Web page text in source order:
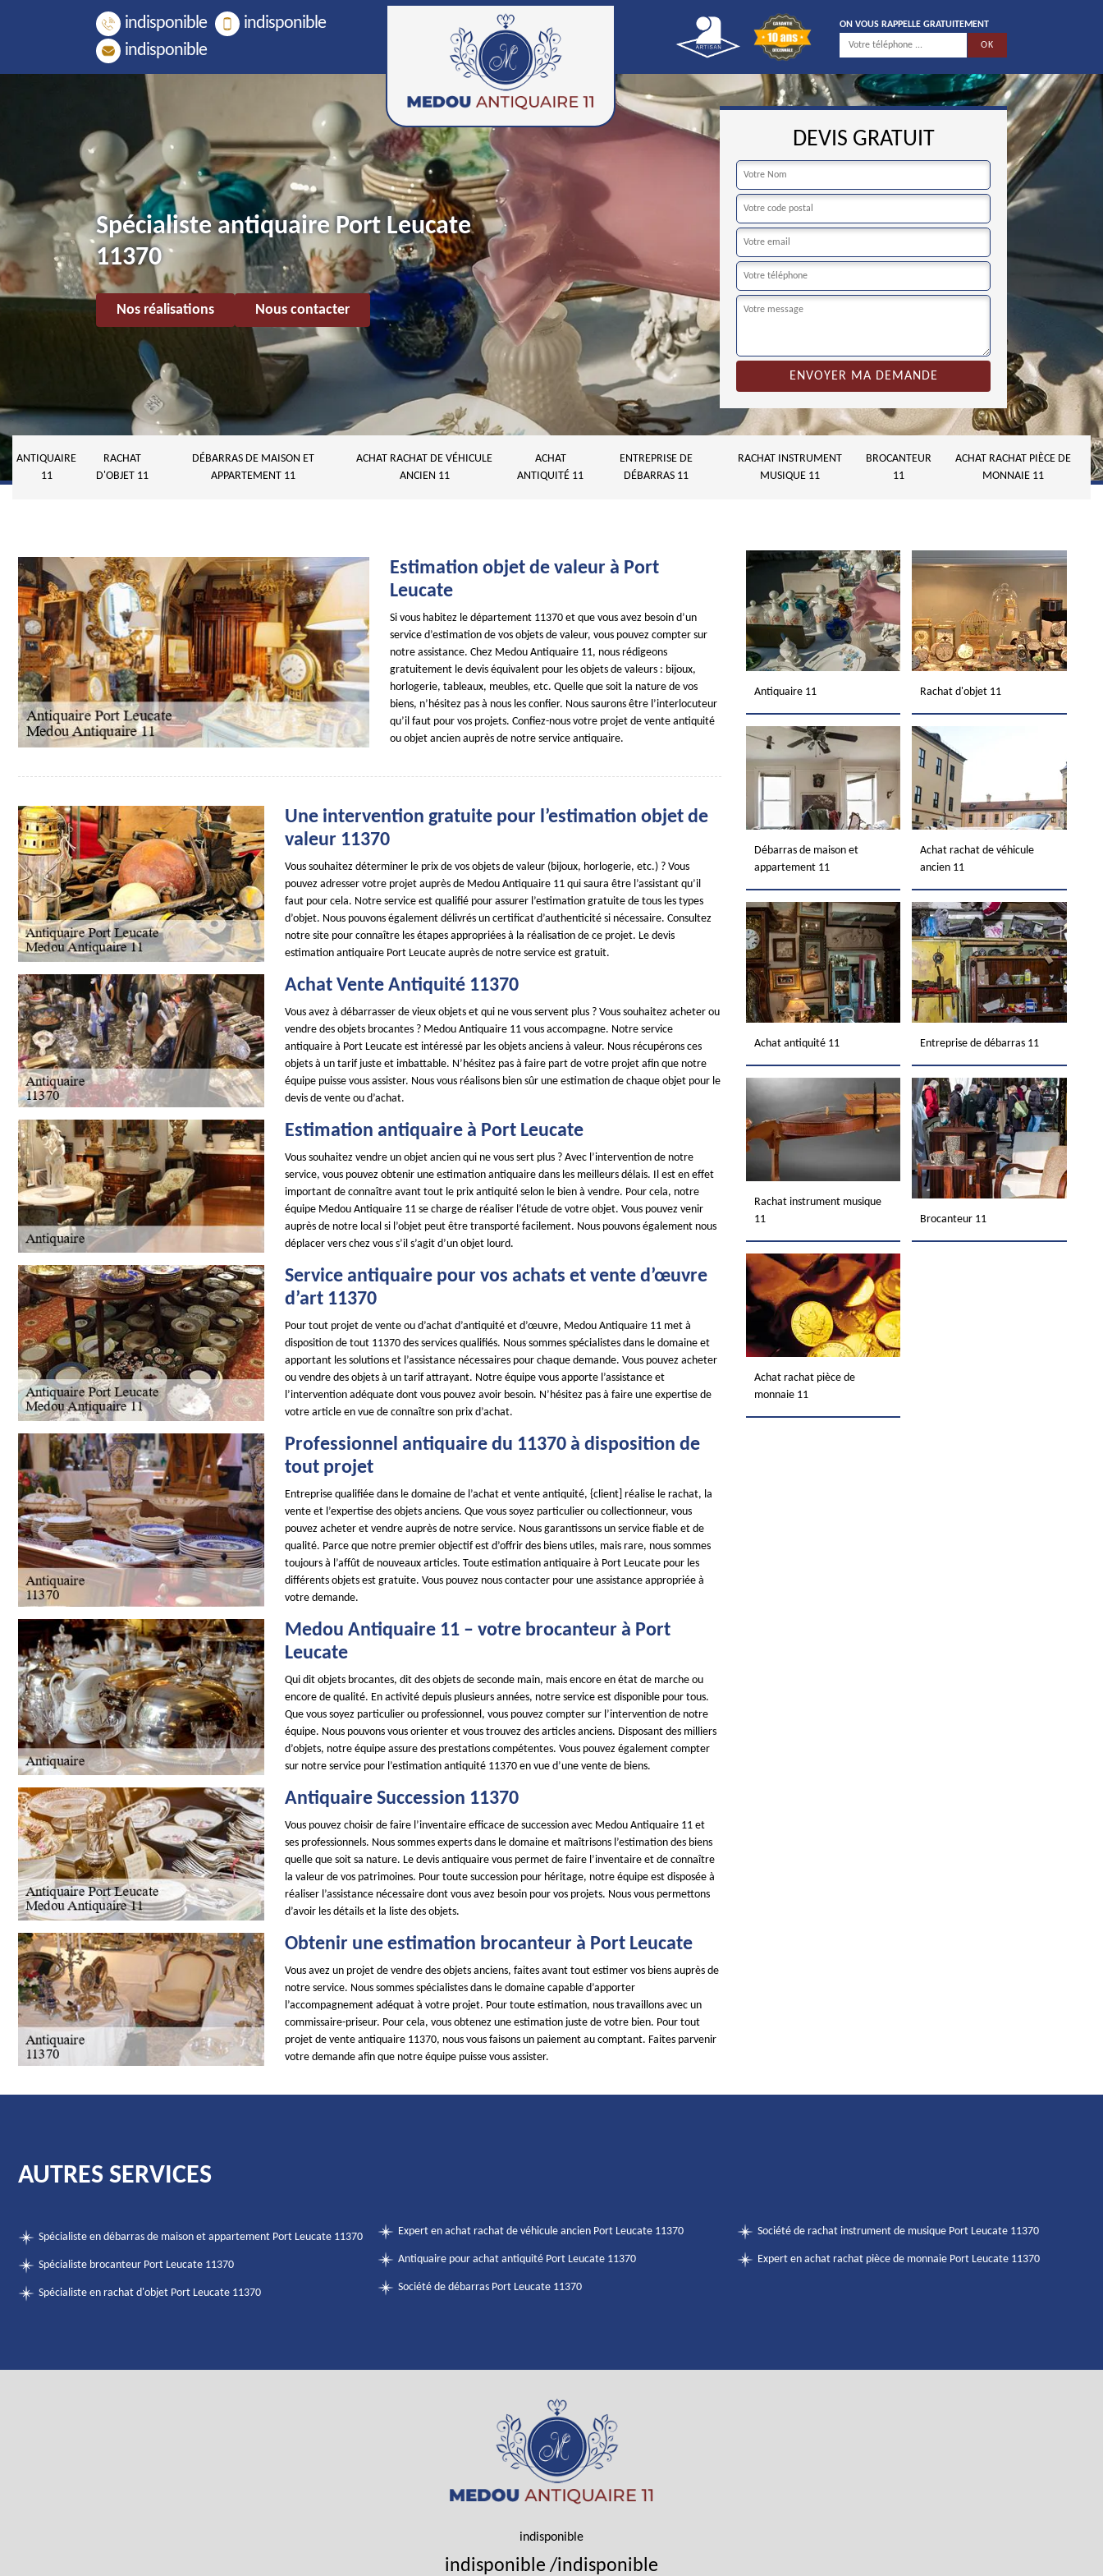
indisponible
indisponible
indisponible
ON VOUS RAPPELLE GRATUITEMENT
Spécialiste antiquaire Port Leucate
11370
Nos réalisations Nous contacter
DEVIS GRATUIT
ANTIQUAIRE
11
RACHAT
D'OBJET 11
DÉBARRAS DE MAISON ET
APPARTEMENT 11
ACHAT RACHAT DE VÉHICULE
ANCIEN 11
ACHAT
ANTIQUITÉ 11
ENTREPRISE DE
DÉBARRAS 11
RACHAT INSTRUMENT
MUSIQUE 11
BROCANTEUR
11
ACHAT RACHAT PIÈCE DE
MONNAIE 11
Estimation objet de valeur à Port
Leucate
Si vous habitez le département 11370 et que vous avez besoin d’un
service d’estimation de vos objets de valeur, vous pouvez compter sur
notre assistance. Chez Medou Antiquaire 11, nous rédigeons
gratuitement le devis équivalent pour les objets de valeurs : bijoux,
horlogerie, tableaux, meubles, etc. Quelle que soit la nature de vos
biens, n’hésitez pas à nous les confier. Nous saurons être l’interlocuteur
qu’il faut pour vos projets. Confiez-nous votre projet de vente antiquité
ou objet ancien auprès de notre service antiquaire.
Une intervention gratuite pour l’estimation objet de
valeur 11370
Vous souhaitez déterminer le prix de vos objets de valeur (bijoux, horlogerie, etc.) ? Vous
pouvez adresser votre projet auprès de Medou Antiquaire 11 qui saura être l’assistant qu’il
faut pour cela. Notre service est qualifié pour assurer l’estimation gratuite de tous les types
d’objet. Nous pouvons également délivrés un certificat d’authenticité si nécessaire. Consultez
notre site pour connaître les étapes appropriées à la réalisation de ce projet. Le devis
estimation antiquaire Port Leucate auprès de notre service est gratuit.
Achat Vente Antiquité 11370
Vous avez à débarrasser de vieux objets et qui ne vous servent plus ? Vous souhaitez acheter ou
vendre des objets brocantes ? Medou Antiquaire 11 vous accompagne. Notre service
antiquaire à Port Leucate est intéressé par les objets anciens à valeur. Nous récupérons ces
objets à un tarif juste et imbattable. N’hésitez pas à faire part de votre projet afin que notre
équipe puisse vous assister. Nous vous réalisons bien sûr une estimation de chaque objet pour le
devis de vente ou d’achat.
Estimation antiquaire à Port Leucate
Vous souhaitez vendre un objet ancien qui ne vous sert plus ? Avec l’intervention de notre
service, vous pouvez obtenir une estimation antiquaire dans les meilleurs délais. Il est en effet
important de connaître avant tout le prix antiquité selon le bien à vendre. Pour cela, notre
équipe Medou Antiquaire 11 se charge de réaliser l’étude de votre objet. Vous pouvez venir
auprès de notre local si l’objet peut être transporté facilement. Nous pouvons également nous
déplacer vers chez vous s’il s’agit d’un objet lourd.
Service antiquaire pour vos achats et vente d’œuvre
d’art 11370
Pour tout projet de vente ou d’achat d’antiquité et d’œuvre, Medou Antiquaire 11 met à
disposition de tout 11370 des services qualifiés. Nous sommes spécialistes dans le domaine et
apportant les solutions et l’assistance nécessaires pour chaque demande. Vous pouvez acheter
ou vendre des objets à un tarif attrayant. Notre équipe vous apporte l’assistance et
l’intervention adéquate dont vous pouvez avoir besoin. N’hésitez pas à faire une expertise de
votre article en vue de connaître son prix d’achat.
Professionnel antiquaire du 11370 à disposition de
tout projet
Entreprise qualifiée dans le domaine de l’achat et vente antiquité, {client] réalise le rachat, la
vente et l’expertise des objets anciens. Que vous soyez particulier ou collectionneur, vous
pouvez acheter et vendre auprès de notre service. Nous garantissons un service fiable et de
qualité. Parce que notre premier objectif est d’offrir des biens utiles, mais rare, nous sommes
toujours à l’affût de nouveaux articles. Toute estimation antiquaire à Port Leucate pour les
différents objets est gratuite. Vous pouvez nous contacter pour une assistance appropriée à
votre demande.
Medou Antiquaire 11 – votre brocanteur à Port
Leucate
Qui dit objets brocantes, dit des objets de seconde main, mais encore en état de marche ou
encore de qualité. En activité depuis plusieurs années, notre service est disponible pour tous.
Que vous soyez particulier ou professionnel, vous pouvez compter sur l’intervention de notre
équipe. Nous pouvons vous orienter et vous trouvez des articles anciens. Disposant des milliers
d’objets, notre équipe assure des prestations compétentes. Vous pouvez également compter
sur notre service pour l’estimation antiquité 11370 en vue d’une vente de biens.
Antiquaire Succession 11370
Vous pouvez choisir de faire l’inventaire efficace de succession avec Medou Antiquaire 11 et
ses professionnels. Nous sommes experts dans le domaine et maîtrisons l’estimation des biens
quelle que soit sa nature. Le devis antiquaire vous permet de faire l’inventaire et de connaître
la valeur de vos patrimoines. Pour toute succession pour héritage, notre équipe est disposée à
réaliser l’assistance nécessaire dont vous avez besoin pour vos projets. Nous vous permettons
d’avoir les détails et la liste des objets.
Obtenir une estimation brocanteur à Port Leucate
Vous avez un projet de vendre des objets anciens, faites avant tout estimer vos biens auprès de
notre service. Nous sommes spécialistes dans le domaine capable d’apporter
l’accompagnement adéquat à votre projet. Pour toute estimation, nous travaillons avec un
commissaire-priseur. Pour cela, vous obtenez une estimation juste de votre bien. Pour tout
projet de vente antiquaire 11370, nous vous faisons un paiement au comptant. Faites parvenir
votre demande afin que notre équipe puisse vous assister.
Antiquaire 11 Rachat d'objet 11
Débarras de maison et
appartement 11
Achat rachat de véhicule
ancien 11
Achat antiquité 11 Entreprise de débarras 11
Rachat instrument musique
11
Brocanteur 11
Achat rachat pièce de
monnaie 11
AUTRES SERVICES
Spécialiste en débarras de maison et appartement Port Leucate 11370
Spécialiste brocanteur Port Leucate 11370
Spécialiste en rachat d'objet Port Leucate 11370
Expert en achat rachat de véhicule ancien Port Leucate 11370
Antiquaire pour achat antiquité Port Leucate 11370
Société de débarras Port Leucate 11370
Société de rachat instrument de musique Port Leucate 11370
Expert en achat rachat pièce de monnaie Port Leucate 11370
indisponible
indisponible /indisponible